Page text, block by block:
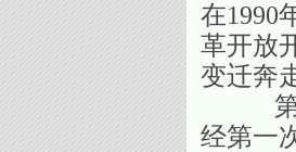
在1990
革开放
变迁奔
第一
经第一